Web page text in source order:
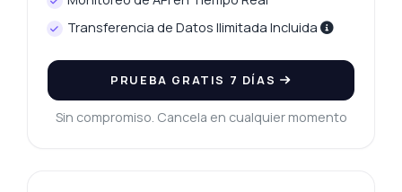
Transferencia de Datos Ilimitada Incluida
PRUEBA GRATIS 7 DÍAS
Sin compromiso. Cancela en cualquier momento